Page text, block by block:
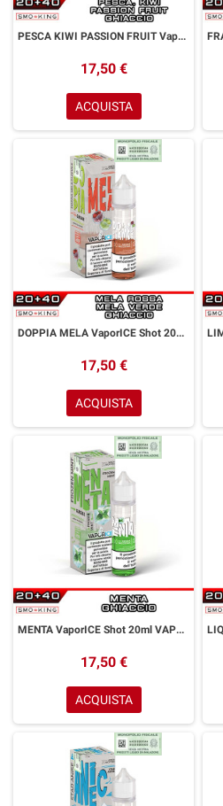
PESCA KIWI PASSION FRUIT VaporICE Shot 20ml VAPORART Pesca Kiwi Frutto della Passione Ice
17,50 €
ACQUISTA
DOPPIA MELA VaporICE Shot 20ml VAPORART Mela Rossa Mela Verde Ice
17,50 €
ACQUISTA
MENTA VaporICE Shot 20ml VAPORART Menta Ice
17,50 €
ACQUISTA